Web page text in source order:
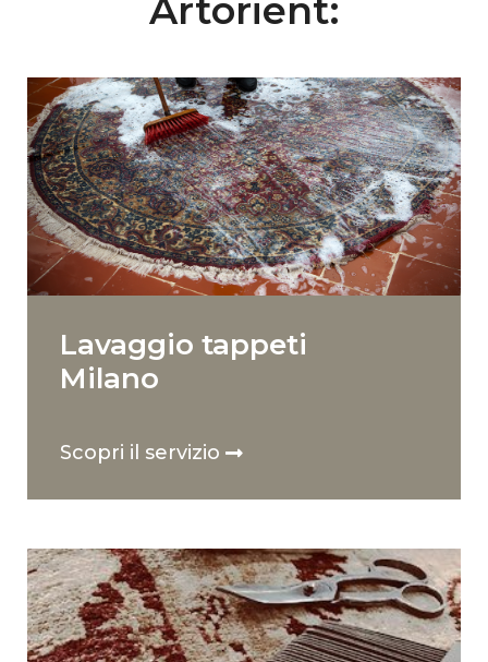
Artorient:
Lavaggio tappeti
Milano
Scopri il servizio